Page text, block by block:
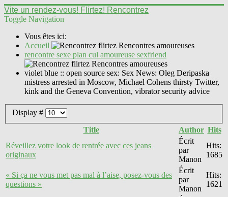
Vite un rendez-vous! Flirtez! Rencontrez
Toggle Navigation
Vous êtes ici:
Accueil
rencontre sexe plan cul amoureuse sexfriend
violet blue :: open source sex: Sex News: Oleg Deripaska
mistress arrested in Moscow, Michael Cohens thirsty Twitter,
kink and the Geneva Convention, vibrator security advice
Display #
Title
Author Hits
Réveillez votre look de rentrée avec ces jeans
originaux
Écrit
par
Manon
Hits:
1685
« Si ça ne vous met pas mal à l’aise, posez-vous des
questions »
Écrit
par
Manon
Hits:
1621